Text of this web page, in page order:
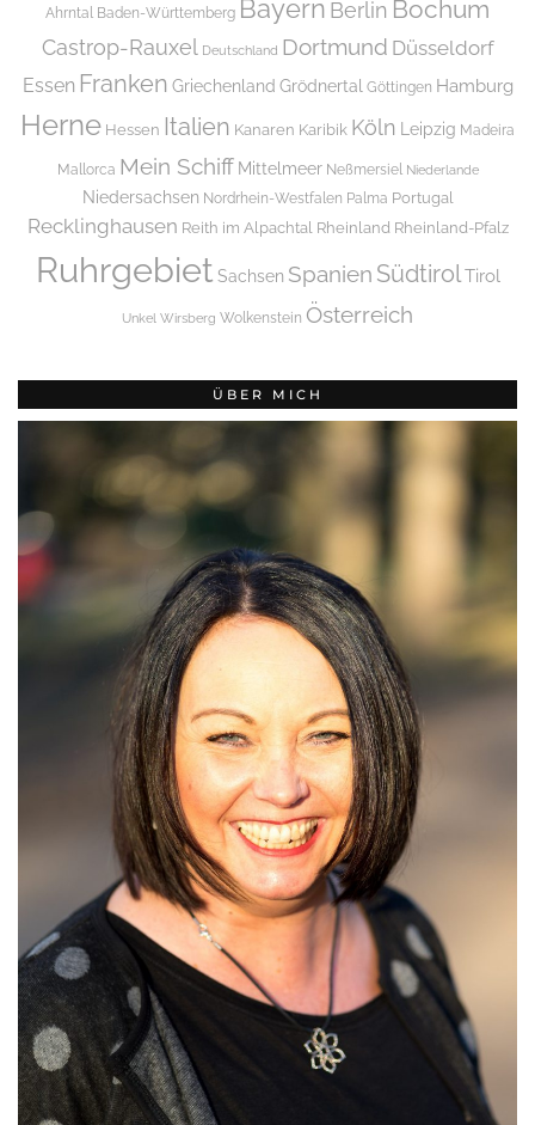
Ahrntal Baden-Württemberg Bayern Berlin Bochum
Castrop-Rauxel Deutschland Dortmund Düsseldorf
Essen Franken Griechenland Grödnertal Göttingen Hamburg
Herne Hessen Italien Kanaren Karibik Köln Leipzig Madeira
Mallorca Mein Schiff Mittelmeer Neßmersiel Niederlande
Niedersachsen Nordrhein-Westfalen Palma Portugal
Recklinghausen Reith im Alpachtal Rheinland Rheinland-Pfalz
Ruhrgebiet Sachsen Spanien SüdtirolTirol
Unkel Wirsberg Wolkenstein Österreich
ÜBER MICH